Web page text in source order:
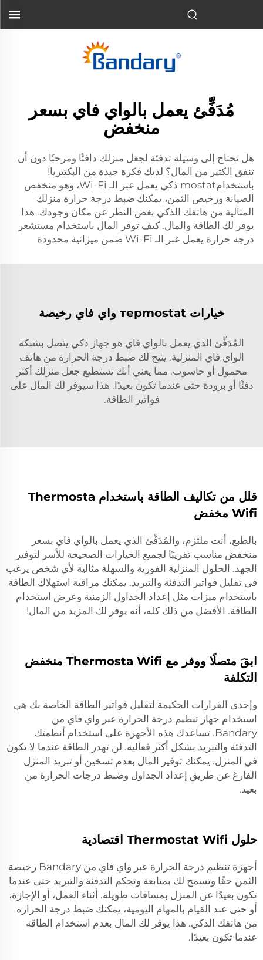
مُدَفِّئ يعمل بالواي فاي بسعر
منخفض
هل تحتاج إلى وسيلة تدفئة لجعل منزلك دافئًا ومرحبًا دون أن
تنفق الكثير من المال؟ لديك فكرة جيدة من البكتيريا!
باستخدامmostat ذكي يعمل عبر الـ Wi-Fi، وهو منخفض
الصيانة ورخيص الثمن، يمكنك ضبط درجة حرارة منزلك
المثالية من هاتفك الذكي بغض النظر عن مكان وجودك. هذا
يوفر لك الطاقة والمال. كيف توفر المال باستخدام مستشعر
درجة حرارة يعمل عبر الـ Wi-Fi ضمن ميزانية محدودة
خيارات терmostat واي فاي رخيصة
المُدَفِّئ الذي يعمل بالواي فاي هو جهاز ذكي يتصل بشبكة
الواي فاي المنزلية. يتيح لك ضبط درجة الحرارة من هاتف
محمول أو حاسوب. مما يعني أنك تستطيع جعل منزلك أكثر
دفئًا أو برودة حتى عندما تكون بعيدًا. هذا سيوفر لك المال على
فواتير الطاقة.
قلل من تكاليف الطاقة باستخدام Thermosta
Wifi مخفض
بالطبع، أنت ملتزم، والمُدَفِّئ الذي يعمل بالواي فاي بسعر
منخفض مناسب تقريبًا لجميع الخيارات الصحيحة للأسر لتوفير
الجهد. الحلول المنزلية الفورية والسهلة مثالية لأي شخص يرغب
في تقليل فواتير التدفئة والتبريد. يمكنك مراقبة استهلاك الطاقة
باستخدام ميزات مثل إعداد الجداول الزمنية وعرض استخدام
الطاقة. الأفضل من ذلك كله، أنه يوفر لك المزيد من المال!
ابقَ متصلًا ووفر مع Thermosta Wifi منخفض
التكلفة
وإحدى القرارات الحكيمة لتقليل فواتير الطاقة الخاصة بك هي
استخدام جهاز تنظيم درجة الحرارة عبر واي فاي من
Bandary. تساعدك هذه الأجهزة على استخدام أنظمتك
التدفئة والتبريد بشكل أكثر فعالية. لن تهدر الطاقة عندما لا تكون
في المنزل. يمكنك توفير المال بعدم تسخين أو تبريد المنزل
الفارغ عن طريق إعداد الجداول وضبط درجات الحرارة من
بعيد.
حلول Thermostat Wifi اقتصادية
أجهزة تنظيم درجة الحرارة عبر واي فاي من Bandary رخيصة
الثمن حقًا وتسمح لك بمتابعة وتحكم التدفئة والتبريد حتى عندما
تكون بعيدًا عن المنزل بمسافات طويلة. أثناء العمل، أو الإجازة،
أو حتى عند القيام بالمهام اليومية، يمكنك ضبط درجة الحرارة
من هاتفك الذكي. هذا يوفر لك المال بعدم استخدام الطاقة
عندما تكون بعيدًا.